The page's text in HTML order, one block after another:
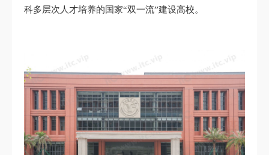
科多层次人才培养的国家“双一流”建设高校。